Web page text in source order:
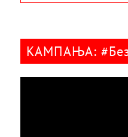
КАМПАЊА: